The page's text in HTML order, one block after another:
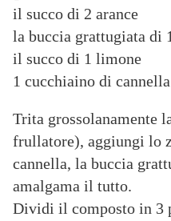
il succo di 2 arance
la buccia grattugiata di
il succo di 1 limone
1 cucchiaino di
Trita grossolanamente
frullatore), aggiungi lo
cannella, la buccia
amalgama il tutto.
Dividi il composto in 3